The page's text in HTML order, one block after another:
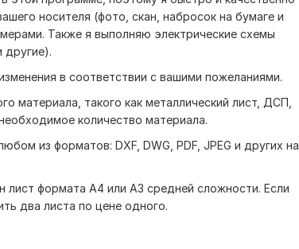
носителя (фото, скан, набросок на бумаге и
Также я выполняю электрические схемы
другие).
в соответствии с вашими пожеланиями.
материала, такого как металлический лист, ДСП,
количество материала.
из форматов: DXF, DWG, PDF, JPEG и других на
лист формата A4 или A3 средней сложности. Если
два листа по цене одного.